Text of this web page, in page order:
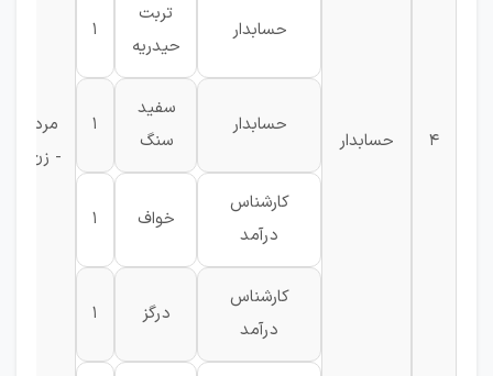
4 حسابدار
مرد
- زن
حسابدار
تربت
حیدریه
1
حسابدار
سفید
سنگ
1
کارشناس
درآمد
خواف 1
کارشناس
درآمد
درگز 1